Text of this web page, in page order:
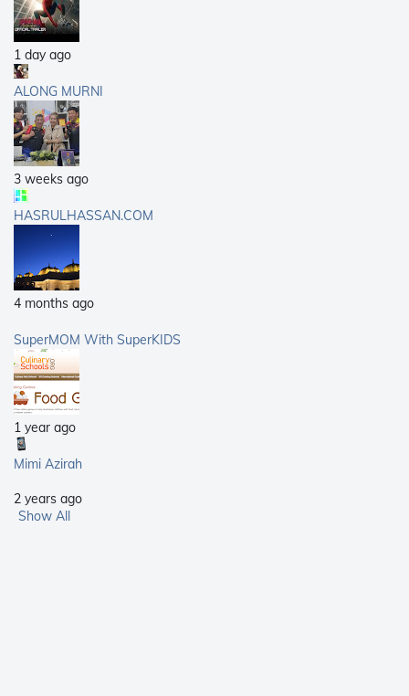
1 day ago
ALONG MURNI
3 weeks ago
HASRULHASSAN.COM
4 months ago
SuperMOM With SuperKIDS
1 year ago
Mimi Azirah
2 years ago
Show All